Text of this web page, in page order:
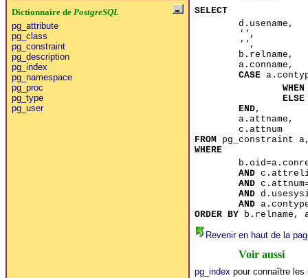
Dictionnaire de PostgreSQL
pg_attribute
pg_class
pg_constraint
pg_description
pg_index
pg_namespace
pg_proc
pg_type
pg_user
SELECT
d.usename,
'' ,
'' ,
b.relname,
a.conname,
CASE
WHEN
ELSE
END,
a.attname,
c.attnum
FROMpg_constraint
WHERE
AND
AND
AND
AND
ORDER BYb.relname,
Revenir en haut de la
Voir aussi
pg_index pour connaître les